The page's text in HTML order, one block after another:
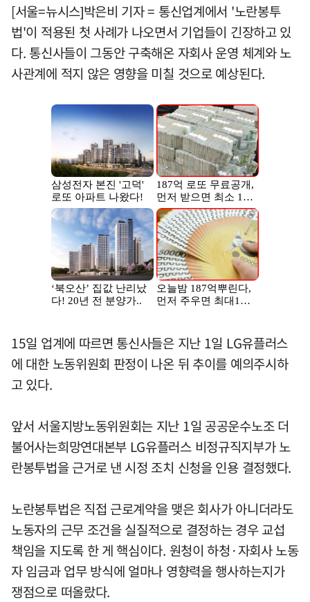
[서울=뉴시스]박은비 기자 = 통신업계에서 '노란봉투
법'이 적용된 첫 사례가 나오면서 기업들이 긴장하고 있
다. 통신사들이 그동안 구축해온 자회사 운영 체계와 노
사관계에 적지 않은 영향을 미칠 것으로 예상된다.
15일 업계에 따르면 통신사들은 지난 1일 LG유플러스
에 대한 노동위원회 판정이 나온 뒤 추이를 예의주시하
고 있다.
앞서 서울지방노동위원회는 지난 1일 공공운수노조 더
불어사는희망연대본부 LG유플러스 비정규직지부가 노
란봉투법을 근거로 낸 시정 조치 신청을 인용 결정했다.
노란봉투법은 직접 근로계약을 맺은 회사가 아니더라도
노동자의 근무 조건을 실질적으로 결정하는 경우 교섭
책임을 지도록 한 게 핵심이다. 원청이 하청·자회사 노동
자 임금과 업무 방식에 얼마나 영향력을 행사하는지가
쟁점으로 떠올랐다.